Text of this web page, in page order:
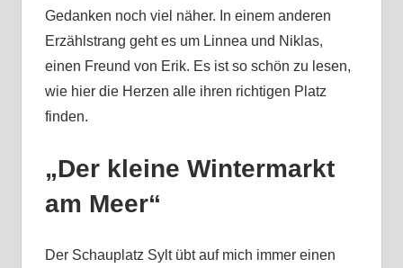
Gedanken noch viel näher. In einem anderen
Erzählstrang geht es um Linnea und Niklas,
einen Freund von Erik. Es ist so schön zu lesen,
wie hier die Herzen alle ihren richtigen Platz
finden.
„Der kleine Wintermarkt
am Meer“
Der Schauplatz Sylt übt auf mich immer einen